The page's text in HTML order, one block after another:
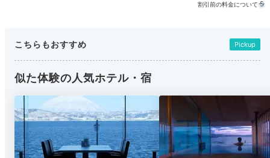
割引前の料金について
こちらもおすすめ Pickup
似た体験の人気ホテル・宿